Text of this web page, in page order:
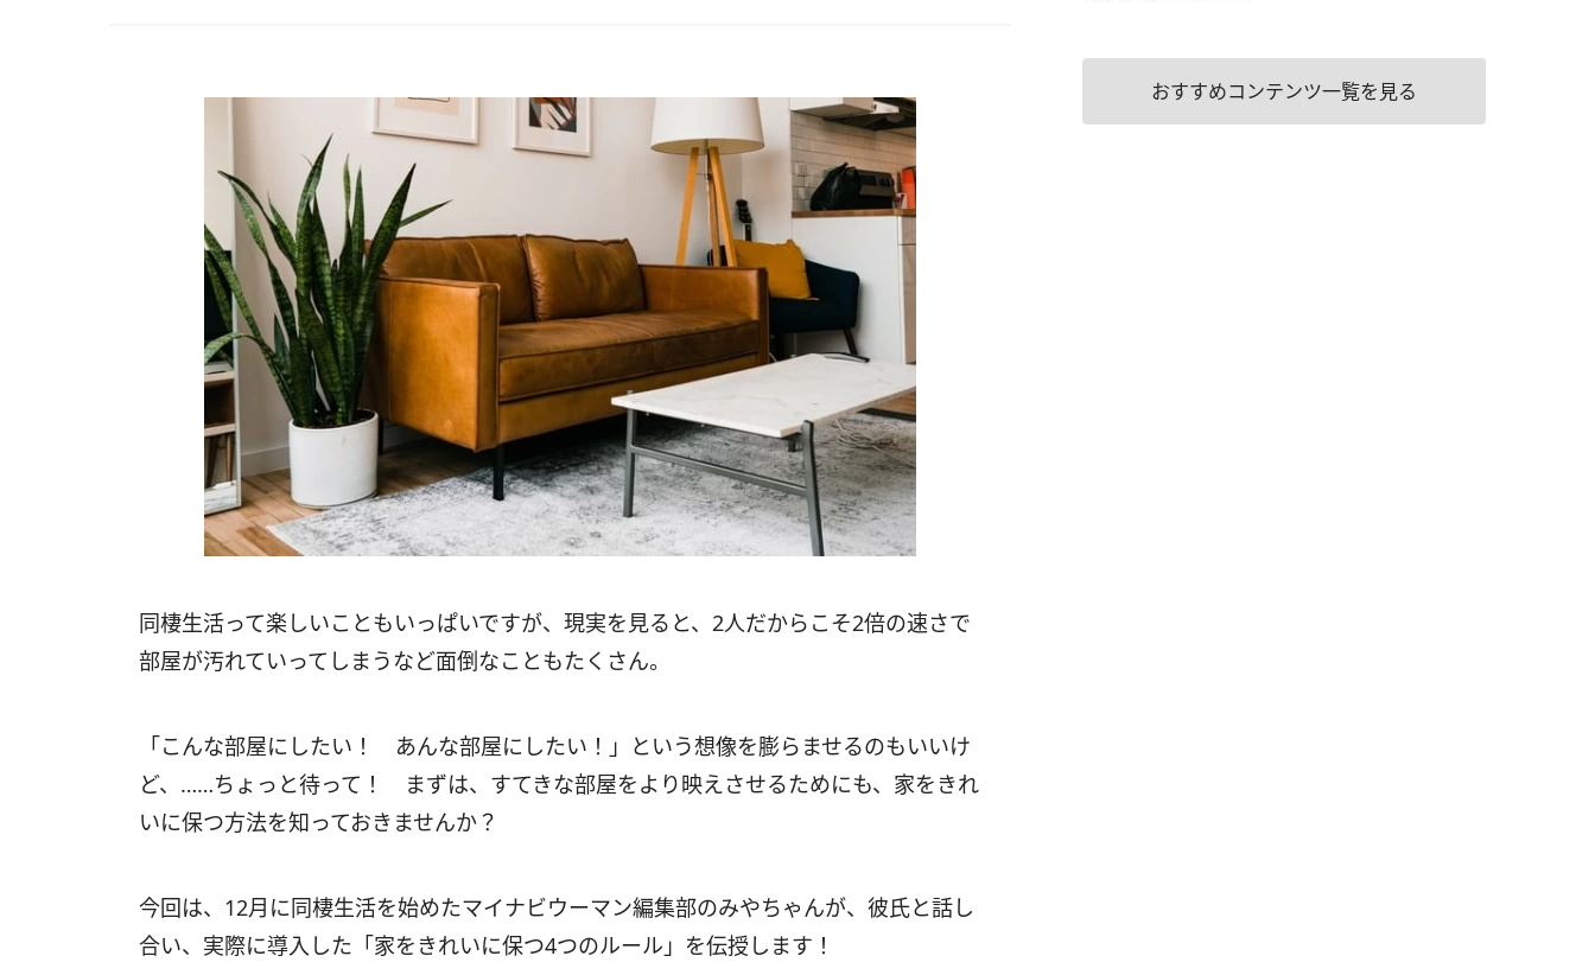
同棲生活って楽しいこともいっぱいですが、現実を見ると、2人だからこそ2倍の速さで
部屋が汚れていってしまうなど面倒なこともたくさん。
「こんな部屋にしたい！ あんな部屋にしたい！」という想像を膨らませるのもいいけ
ど、……ちょっと待って！ まずは、すてきな部屋をより映えさせるためにも、家をきれ
いに保つ方法を知っておきませんか？
今回は、12月に同棲生活を始めたマイナビウーマン編集部のみやちゃんが、彼氏と話し
合い、実際に導入した「家をきれいに保つ4つのルール」を伝授します！
おすすめコンテンツ一覧を見る